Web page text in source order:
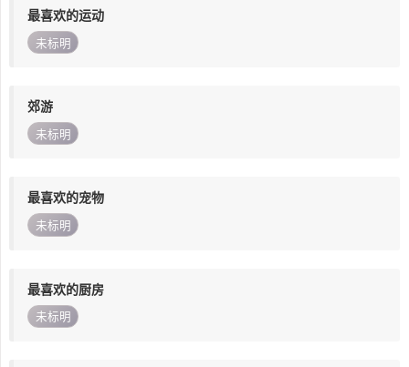
最喜欢的运动
未标明
郊游
未标明
最喜欢的宠物
未标明
最喜欢的厨房
未标明